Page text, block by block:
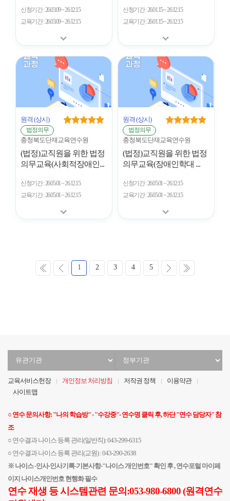
신청기간 26.03.09 ~ 26.12.15
교육기간 26.03.09 ~ 26.12.15
신청기간 26.01.15 ~ 26.12.15
교육기간 26.01.15 ~ 26.12.15
원격 (상시)
법정의무
충청북도단재교육연수원
(법정)교직원을 위한 법정
의무교육(사회적장애인...
신청기간 26.05.01 ~ 26.12.15
교육기간 26.05.01 ~ 26.12.15
원격 (상시)
법정의무
충청북도단재교육연수원
(법정)교직원을 위한 법정
의무교육(장애인학대 ...
신청기간 26.05.01 ~ 26.12.15
교육기간 26.05.01 ~ 26.12.15
처
이
1 2 3 4 5
다
마
교육서비스헌장 개인정보 처리방침 저작권 정책
이용약관
사이트맵
○ 연수 문의사항: "나의 학습방" - "수강중"- 연수명 클릭 후, 하단 "연수 담당자" 참
조
○ 연수결과 나이스 등록 관리(일반직): 043-299-6315
○ 연수결과 나이스 등록 관리(교원) : 043-290-2638
※ 나이스 -인사-인사기록-기본사항-"나이스 개인번호" 확인 후 , 연수포털 마이페
이지 나이스개인번호 현행화 필수
연수 재생 등 시스템관련 문의:053-980-6800 (원격연수
관
선
관